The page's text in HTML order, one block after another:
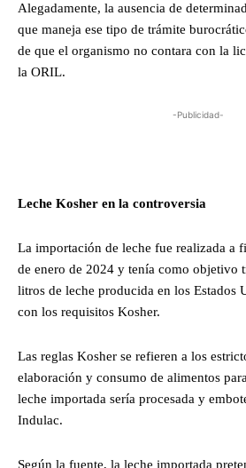
Alegadamente, la ausencia de
que maneja ese tipo de trámite
de que el organismo no contara con la
la ORIL.
-Publicidad-
Leche Kosher en la controversia
La importación de leche fue realizada a
de enero de 2024 y tenía como objetivo
litros de leche producida en los Estados
con los requisitos Kosher.
Las reglas Kosher se refieren a los
elaboración y consumo de alimentos
leche importada sería procesada y
Indulac.
Según la fuente, la leche importada